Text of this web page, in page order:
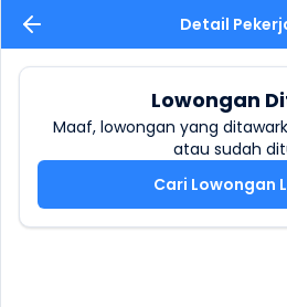
Detail
Lowongan
Maaf, lowongan yang
atau sudah
Cari Lowongan